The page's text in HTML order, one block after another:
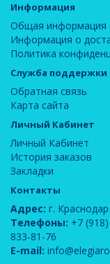
Информация
Общая информация
Информация о
Политика
Служба поддержки
Обратная связь
Карта сайта
Личный Кабинет
Личный Кабинет
История заказов
Закладки
Контакты
Адрес: г. Краснодар
Телефоны: +7
833-81-76
E-mail: